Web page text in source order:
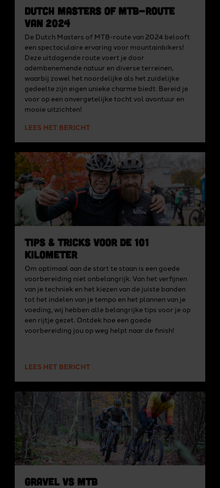
Dutch Masters of MTB-route
van 2024
De Dutch Masters of MTB-route van 2024 belooft
een spectaculaire ervaring voor mountainbikers!
Deze uitdagende route voert je door
adembenemende natuur en diverse terreinen,
waarbij zowel het noordelijke als het zuidelijke
gedeelte zijn eigen unieke charme biedt. Bereid je
voor op een onvergetelijke tocht vol avontuur en
mooie uitzichten!
LEES HET BERICHT
Tips & tricks voor de 101
kilometer
Om optimaal aan de start te staan is een goede
voorbereiding niet onbelangrijk. Van het verfijnen
van je techniek en het kiezen van de juiste banden
tot het indelen van je tempo en het plannen van je
voeding, wij hebben alle belangrijke tips voor je op
een rijtje gezet. Ontdek hoe een goede
voorbereiding jou op weg helpt naar de finish!
LEES HET BERICHT
Gravel vs MTB